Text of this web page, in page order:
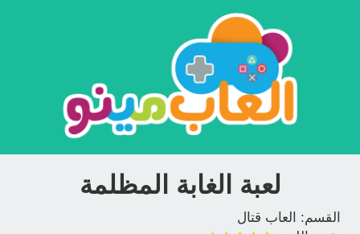
لعبة الغابة المظلمة
القسم:
العاب قتال